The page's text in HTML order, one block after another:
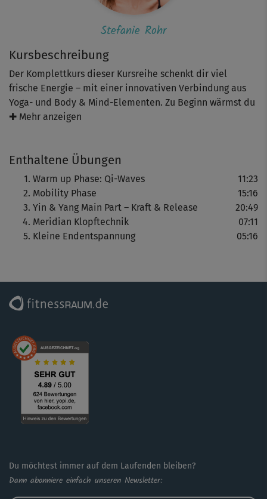
Kursbeschreibung
Der Komplettkurs dieser Kursreihe schenkt dir viel
frische Energie – mit einer innovativen Verbindung aus
Yoga- und Body & Mind-Elementen. Zu Beginn wärmst du
dich mit fließenden Wellenbewegungen, den
vernachlässigte Wirbelsäule – schön durchbewegt. Der
Yin & Yang-Hauptpart enthält Kraft und Release-
Momente, die deinem Körper einfach nur guttun. Am
Ende relaxt du mit einer Meridian-Klopftechnik und bei
einer kleinen Endentspannung.
✚ Mehr anzeigen
Enthaltene Übungen
Warm up Phase: Qi-Waves
11:23
Mobility Phase
15:16
Yin & Yang Main Part – Kraft & Release
20:49
Meridian Klopftechnik
07:11
Kleine Endentspannung
05:16
Stefanie Rohr
Du möchtest immer auf dem Laufenden bleiben?
Dann abonniere einfach unseren Newsletter: